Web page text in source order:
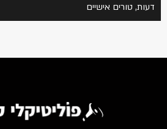
דעות, טורים אישיים